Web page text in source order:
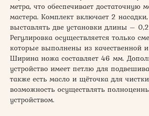
метра, что обеспечивает достаточную
мастера. Комплект включает 2
выставлять две установки длины –
Регулировка осуществляется только
которые выполнены из качественной
Ширина ножа составляет 46 мм.
устройство имеет петлю для
также есть масло и щёточка для
возможность осуществлять
устройством.